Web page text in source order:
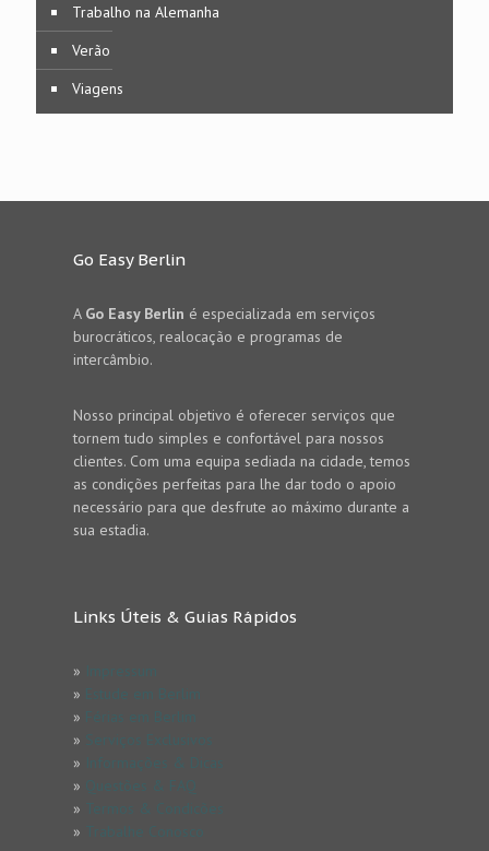
Trabalho na Alemanha
Verão
Viagens
Go Easy Berlin
A Go Easy Berlin é especializada em serviços
burocráticos, realocação e programas de
intercâmbio.
Nosso principal objetivo é oferecer serviços que
tornem tudo simples e confortável para nossos
clientes. Com uma equipa sediada na cidade, temos
as condições perfeitas para lhe dar todo o apoio
necessário para que desfrute ao máximo durante a
sua estadia.
Links Úteis & Guias Rápidos
»
»
»
»
»
»
»
»